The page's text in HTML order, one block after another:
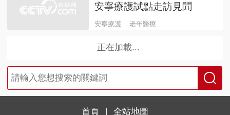
安寧療護試點走訪見聞
安寧療護 老年醫療
正在加載...
首頁 全站地圖